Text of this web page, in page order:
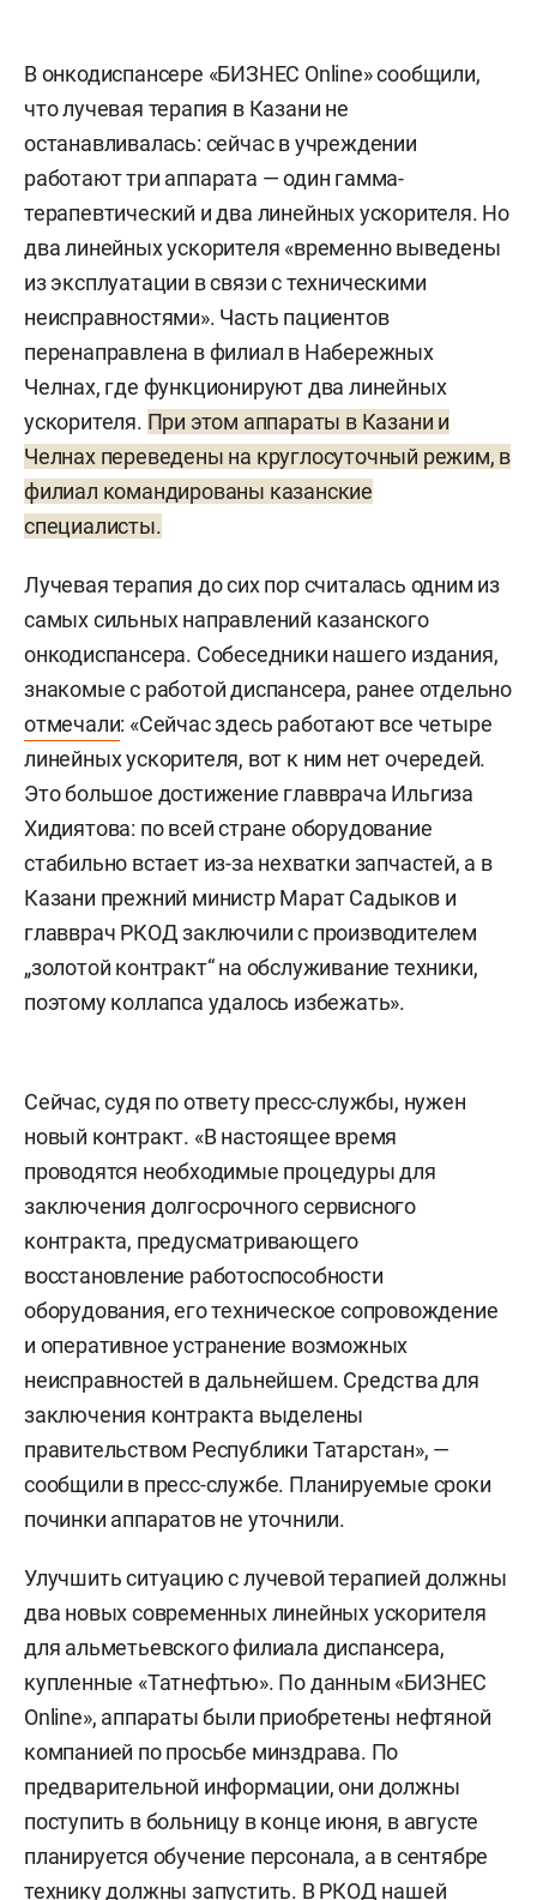
В онкодиспансере «БИЗНЕС Online» сообщили,
что лучевая терапия в Казани не
останавливалась: сейчас в учреждении
работают три аппарата — один гамма-
терапевтический и два линейных ускорителя. Но
два линейных ускорителя «временно выведены
из эксплуатации в связи с техническими
неисправностями». Часть пациентов
перенаправлена в филиал в Набережных
Челнах, где функционируют два линейных
ускорителя. При этом аппараты в Казани и
Челнах переведены на круглосуточный режим, в
филиал командированы казанские
специалисты.
Лучевая терапия до сих пор считалась одним из
самых сильных направлений казанского
онкодиспансера. Собеседники нашего издания,
знакомые с работой диспансера, ранее отдельно
отмечали: «Сейчас здесь работают все четыре
линейных ускорителя, вот к ним нет очередей.
Это большое достижение главврача Ильгиза
Хидиятова: по всей стране оборудование
стабильно встает из-за нехватки запчастей, а в
Казани прежний министр Марат Садыков и
главврач РКОД заключили с производителем
„золотой контракт“ на обслуживание техники,
поэтому коллапса удалось избежать».
Сейчас, судя по ответу пресс-службы, нужен
новый контракт. «В настоящее время
проводятся необходимые процедуры для
заключения долгосрочного сервисного
контракта, предусматривающего
восстановление работоспособности
оборудования, его техническое сопровождение
и оперативное устранение возможных
неисправностей в дальнейшем. Средства для
заключения контракта выделены
правительством Республики Татарстан», —
сообщили в пресс-службе. Планируемые сроки
починки аппаратов не уточнили.
Улучшить ситуацию с лучевой терапией должны
два новых современных линейных ускорителя
для альметьевского филиала диспансера,
купленные «Татнефтью». По данным «БИЗНЕС
Online», аппараты были приобретены нефтяной
компанией по просьбе минздрава. По
предварительной информации, они должны
поступить в больницу в конце июня, в августе
планируется обучение персонала, а в сентябре
технику должны запустить. В РКОД нашей